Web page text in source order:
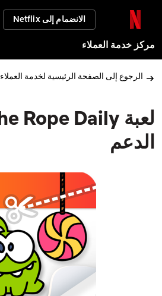
الانضمام إلى Netflix
مركز خدمة العملاء
الرجوع إلى الصفحة الرئيسية لخدمة العملاء
الدعم